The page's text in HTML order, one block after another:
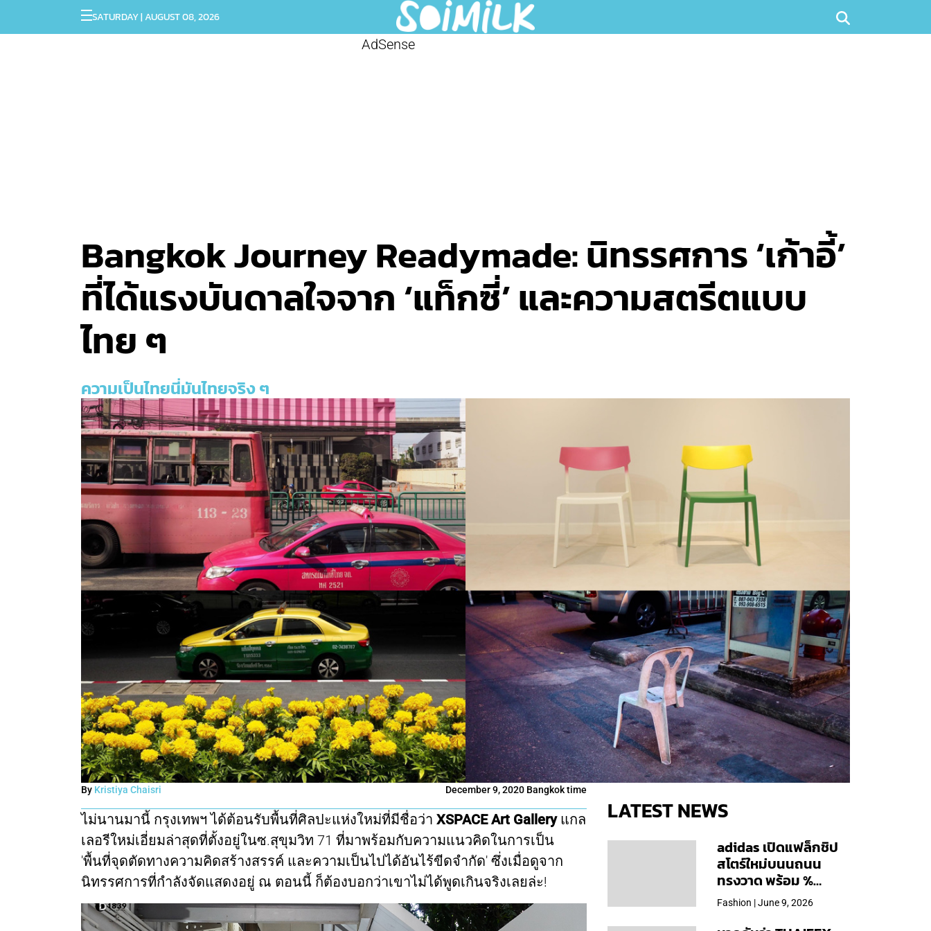
SATURDAY | AUGUST 08, 2026
AdSense
Bangkok Journey Readymade: นิทรรศการ ‘เก้าอี้’
ที่ได้แรงบันดาลใจจาก ‘แท็กซี่’ และความสตรีตแบบ
ไทย ๆ
ความเป็นไทยนี่มันไทยจริง ๆ
By Kristiya Chaisri December 9, 2020 Bangkok time
ไม่นานมานี้ กรุงเทพฯ ได้ต้อนรับพื้นที่ศิลปะแห่งใหม่ที่มีชื่อว่า XSPACE Art Gallery แกล
เลอรีใหม่เอี่ยมล่าสุดที่ตั้งอยู่ในซ.สุขุมวิท 71 ที่มาพร้อมกับความแนวคิดในการเป็น
'พื้นที่จุดตัดทางความคิดสร้างสรรค์ และความเป็นไปได้อันไร้ขีดจำกัด' ซึ่งเมื่อดูจาก
นิทรรศการที่กำลังจัดแสดงอยู่ ณ ตอนนี้ ก็ต้องบอกว่าเขาไม่ได้พูดเกินจริงเลยล่ะ!
LATEST NEWS
adidas เปิดแฟล็กชิป
สโตร์ใหม่บนนถนน
ทรงวาด พร้อม %
Arabica และคอลเลก
ชันพิเศษเฉพาะสาขา
Fashion | June 9, 2026